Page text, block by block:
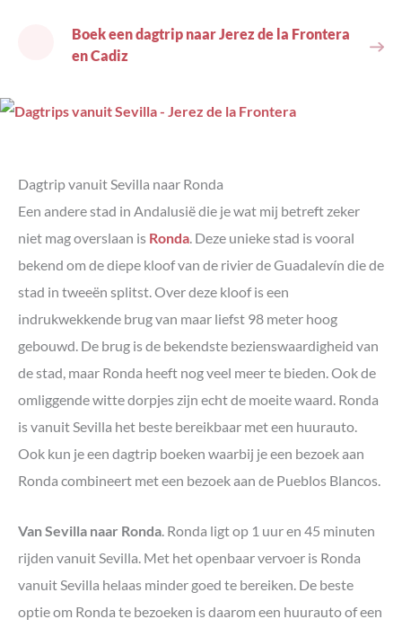
Boek een dagtrip naar Jerez de la Frontera
en Cadiz
Dagtripvanuit Sevilla naar Ronda
Een andere stad in Andalusië die je wat mij betreft zeker
niet mag overslaan is Ronda. Deze unieke stad is vooral
bekend om de diepe kloof van de rivier de Guadalevín die de
stad in tweeën splitst. Over deze kloof is een
indrukwekkende brug van maar liefst 98 meter hoog
gebouwd. De brug is de bekendste bezienswaardigheid van
de stad, maar Ronda heeft nog veel meer te bieden. Ook de
omliggende witte dorpjes zijn echt de moeite waard. Ronda
is vanuit Sevilla het beste bereikbaar met een huurauto.
Ook kun je een dagtrip boeken waarbij je een bezoek aan
Ronda combineert met een bezoek aan de Pueblos Blancos.
Van Sevilla naar Ronda . Ronda ligt op 1 uur en 45 minuten
rijden vanuit Sevilla. Met het openbaar vervoer is Ronda
vanuit Sevilla helaas minder goed te bereiken. De beste
optie om Ronda te bezoeken is daarom een huurauto of een